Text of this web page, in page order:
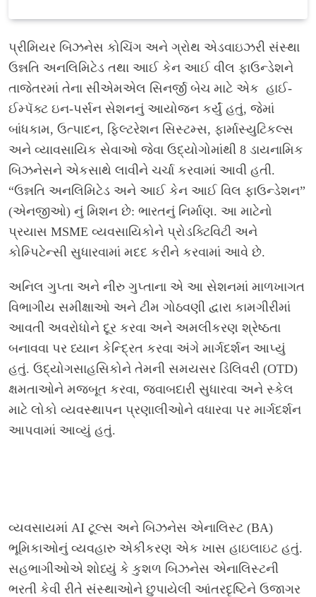
પ્રીમિયર બિઝનેસ કોચિંગ અને ગ્રોથ એડવાઇઝરી સંસ્થા
ઉન્નતિ અનલિમિટેડ તથા આઈ કેન આઈ વીલ ફાઉન્ડેશને
તાજેતરમાં તેના સીએમએલ સિનર્જી બેચ માટે એક હાઈ-
ઈમ્પૅક્ટ ઇન-પર્સન સેશનનું આયોજન કર્યું હતું, જેમાં
બાંધકામ, ઉત્પાદન, ફિલ્ટરેશન સિસ્ટમ્સ, ફાર્માસ્યુટિકલ્સ
અને વ્યાવસાયિક સેવાઓ જેવા ઉદ્યોગોમાંથી 8 ડાયનામિક
બિઝનેસને એકસાથે લાવીને ચર્ચા કરવામાં આવી હતી.
“ઉન્નતિ અનલિમિટેડ અને આઈ કેન આઈ વિલ ફાઉન્ડેશન”
(એનજીઓ) નું મિશન છે: ભારતનું નિર્માણ. આ માટેનો
પ્રયાસ MSME વ્યવસાયિકોને પ્રોડક્ટિવિટી અને
કોમ્પિટેન્સી સુધારવામાં મદદ કરીને કરવામાં આવે છે.
અનિલ ગુપ્તા અને નીરુ ગુપ્તાના એ આ સેશનમાં માળખાગત
વિભાગીય સમીક્ષાઓ અને ટીમ ગોઠવણી દ્વારા કામગીરીમાં
આવતી અવરોધોને દૂર કરવા અને અમલીકરણ શ્રેષ્ઠતા
બનાવવા પર ધ્યાન કેન્દ્રિત કરવા અંગે માર્ગદર્શન આપ્યું
હતું. ઉદ્યોગસાહસિકોને તેમની સમયસર ડિલિવરી (OTD)
ક્ષમતાઓને મજબૂત કરવા, જવાબદારી સુધારવા અને સ્કેલ
માટે લોકો વ્યવસ્થાપન પ્રણાલીઓને વધારવા પર માર્ગદર્શન
આપવામાં આવ્યું હતું.
વ્યવસાયમાં AI ટૂલ્સ અને બિઝનેસ એનાલિસ્ટ (BA)
ભૂમિકાઓનું વ્યવહારુ એકીકરણ એક ખાસ હાઇલાઇટ હતું.
સહભાગીઓએ શોધ્યું કે કુશળ બિઝનેસ એનાલિસ્ટની
ભરતી કેવી રીતે સંસ્થાઓને છુપાયેલી આંતરદૃષ્ટિને ઉજાગર